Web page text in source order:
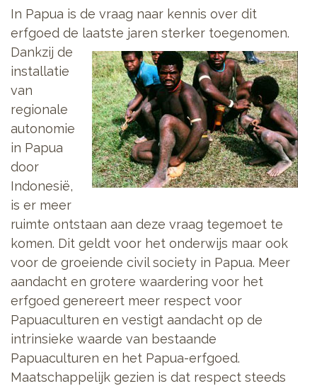
In Papua is de vraag naar kennis over dit
erfgoed de laatste jaren sterker toegenomen.
Dankzij de
installatie
van
regionale
autonomie
in Papua
door
Indonesië,
is er meer
ruimte ontstaan aan deze vraag tegemoet te
komen. Dit geldt voor het onderwijs maar ook
voor de groeiende civil society in Papua. Meer
aandacht en grotere waardering voor het
erfgoed genereert meer respect voor
Papuaculturen en vestigt aandacht op de
intrinsieke waarde van bestaande
Papuaculturen en het Papua-erfgoed.
Maatschappelijk gezien is dat respect steeds